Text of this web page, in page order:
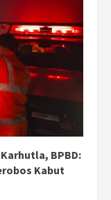
BPBD:
Kabut